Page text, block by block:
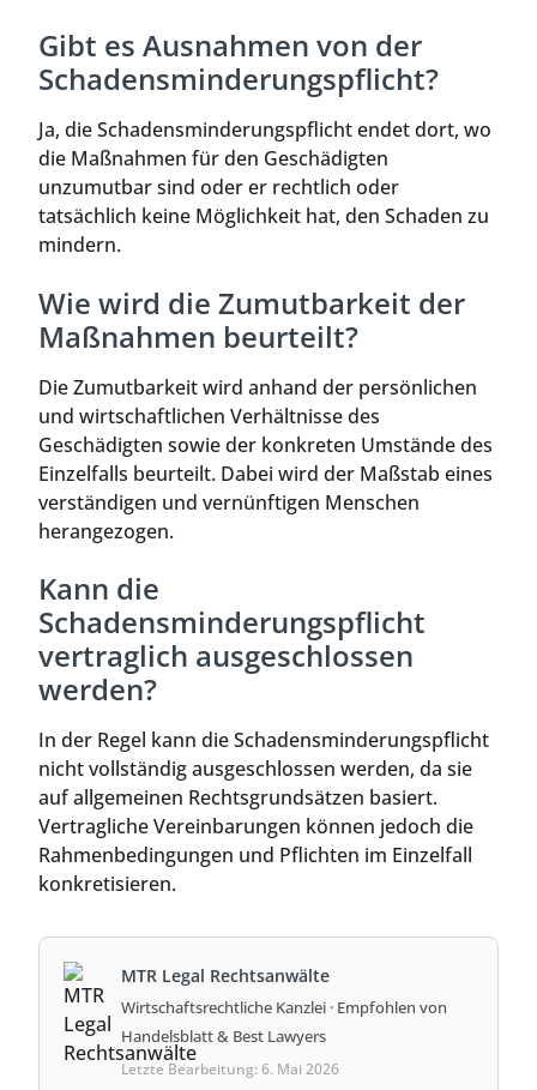
Gibt es Ausnahmen von der
Schadensminderungspflicht?
Ja, die Schadensminderungspflicht endet dort, wo
die Maßnahmen für den Geschädigten
unzumutbar sind oder er rechtlich oder
tatsächlich keine Möglichkeit hat, den Schaden zu
mindern.
Wie wird die Zumutbarkeit der
Maßnahmen beurteilt?
Die Zumutbarkeit wird anhand der persönlichen
und wirtschaftlichen Verhältnisse des
Geschädigten sowie der konkreten Umstände des
Einzelfalls beurteilt. Dabei wird der Maßstab eines
verständigen und vernünftigen Menschen
herangezogen.
Kann die
Schadensminderungspflicht
vertraglich ausgeschlossen
werden?
In der Regel kann die Schadensminderungspflicht
nicht vollständig ausgeschlossen werden, da sie
auf allgemeinen Rechtsgrundsätzen basiert.
Vertragliche Vereinbarungen können jedoch die
Rahmenbedingungen und Pflichten im Einzelfall
konkretisieren.
MTR Legal Rechtsanwälte
Wirtschaftsrechtliche Kanzlei · Empfohlen von
Handelsblatt & Best Lawyers
Letzte Bearbeitung: 6. Mai 2026